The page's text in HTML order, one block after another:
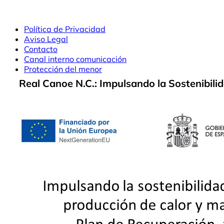
Política de Privacidad
Aviso Legal
Contacto
Canal interno comunicación
Protección del menor
Real Canoe N.C.: Impulsando la